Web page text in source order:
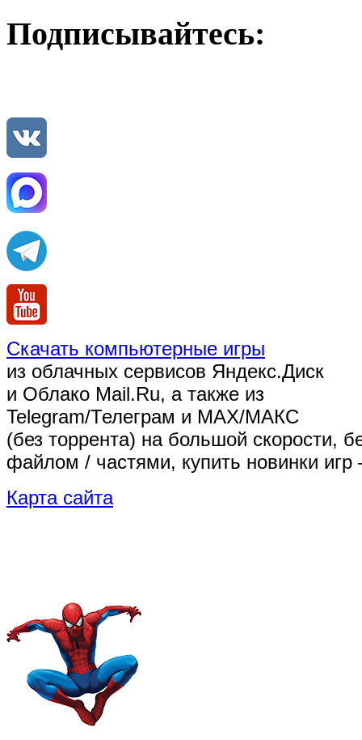
Подписывайтесь:
Скачать компьютерные игры
из облачных сервисов Яндекс.Диск
и Облако Mail.Ru, а также из
Telegram/Телеграм и MAX/МАКС
(без торрента) на большой скорости,
файлом / частями, купить новинки
Карта сайта